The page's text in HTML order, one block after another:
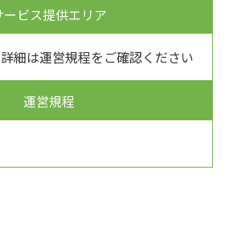
ービス提供エリア
細は運営規程をご確認ください
運営規程